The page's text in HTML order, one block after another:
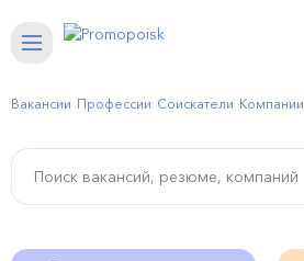
Вакансии Профессии Соискатели Компании